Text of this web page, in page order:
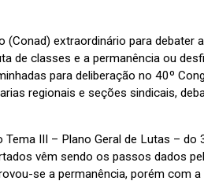
extraordinário para debater
de classes e a permanência ou
para deliberação no 40º
regionais e seções sindicais,
III – Plano Geral de Lutas – do
vêm sendo os passos dados
se a permanência, porém com